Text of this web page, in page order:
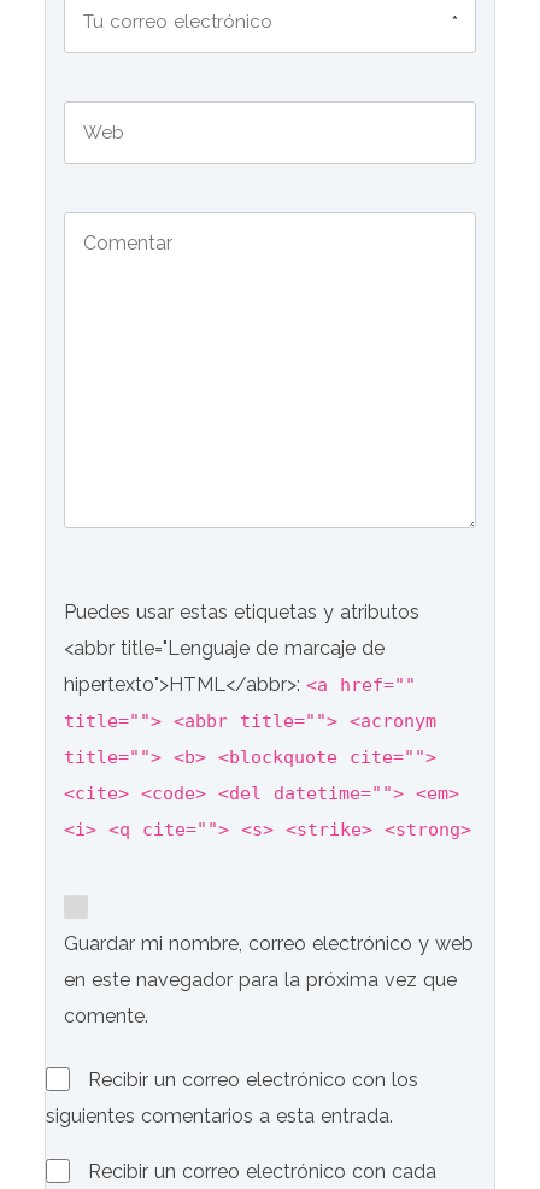
*
Puedes usar estas etiquetas y atributos
<abbr title="Lenguaje de marcaje de
hipertexto">HTML</abbr>:<a href=""
title=""> <abbr title=""> <acronym
title=""> <b> <blockquote cite="">
<cite> <code> <del datetime=""> <em>
<i> <q cite=""> <s> <strike> <strong>
Guardar mi nombre, correo electrónico y web
en este navegador para la próxima vez que
comente.
Recibir un correo electrónico con los
siguientes comentarios a esta entrada.
Recibir un correo electrónico con cada